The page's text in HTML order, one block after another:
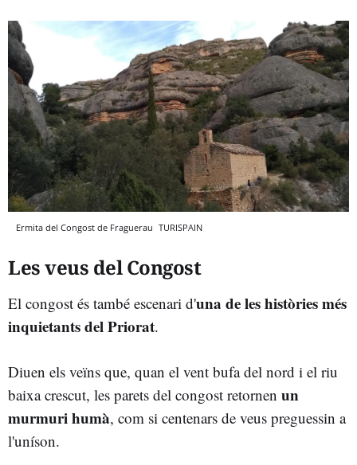
Ermita del Congost de Fraguerau TURISPAIN
Les veus del Congost
El congost és també escenari d'una de les històries més
inquietants del Priorat.
Diuen els veïns que, quan el vent bufa del nord i el riu
baixa crescut, les parets del congost retornen un
murmuri humà, com si centenars de veus preguessin a
l'uníson.